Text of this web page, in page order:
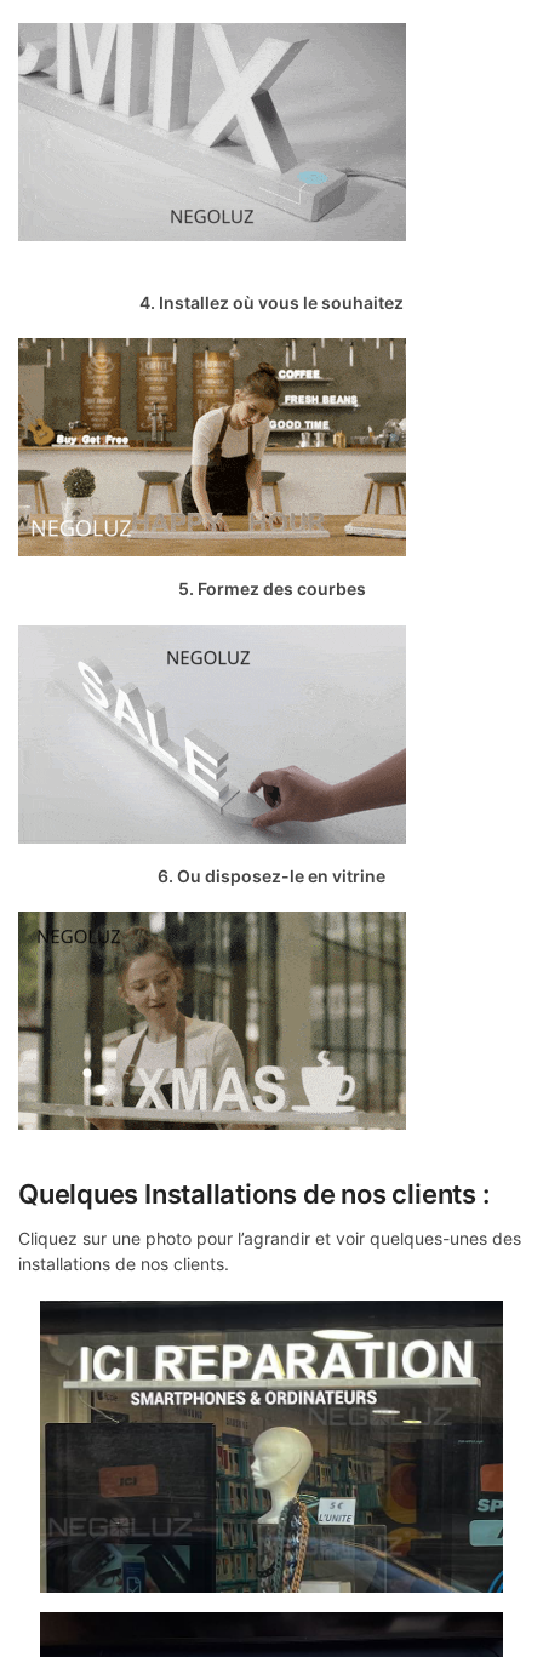
4. Installez où vous le souhaitez
5. Formez des courbes
6. Ou disposez-le en vitrine
Quelques Installations de nos clients :
Cliquez sur une photo pour l’agrandir et voir quelques-unes des
installations de nos clients.